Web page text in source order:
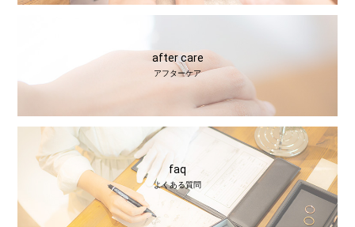
after care
アフターケア
faq
よくある質問